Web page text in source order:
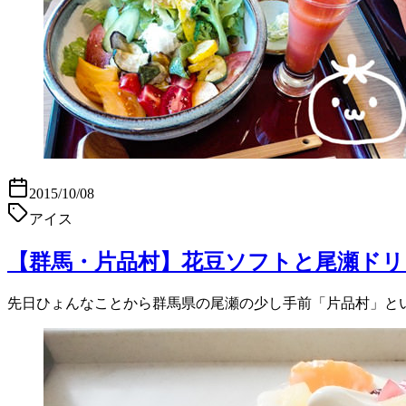
2015/10/08
アイス
【群馬・片品村】花豆ソフトと尾瀬ド
先日ひょんなことから群馬県の尾瀬の少し手前「片品村」